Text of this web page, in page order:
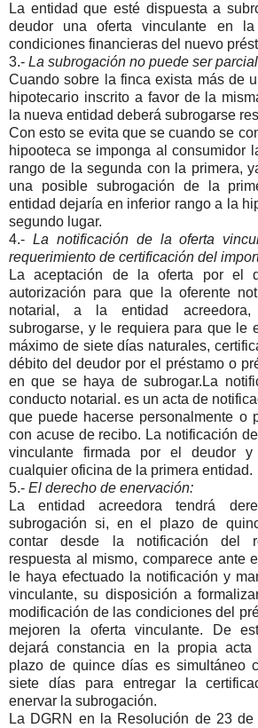
La entidad que esté dispuesta a
deudor una oferta vinculante en
condiciones financieras del nuevo
3.- La subrogación no puede ser parcial
Cuando sobre la finca exista más de
hipotecario inscrito a favor de la
la nueva entidad deberá subrogarse
Con esto se evita que se cuando se
hipooteca se imponga al consumidor
rango de la segunda con la primera,
una posible subrogación de la
entidad dejaría en inferior rango a la
segundo lugar.
4.- La notificación de la oferta
requerimiento de certificación del
La aceptación de la oferta por el
autorización para que la oferente
notarial, a la entidad
subrogarse, y le requiera para que le
máximo de siete días naturales,
débito del deudor por el préstamo o
en que se haya de subrogar.La
conducto notarial. es un acta de
que puede hacerse personalmente o
con acuse de recibo. La notificación
vinculante firmada por el deudor
cualquier oficina de la primera entidad.
5.- El derecho de enervación:
La entidad acreedora tendrá
subrogación si, en el plazo de
contar desde la notificación del
respuesta al mismo, comparece ante
le haya efectuado la notificación y
vinculante, su disposición a
modificación de las condiciones del
mejoren la oferta vinculante. De
dejará constancia en la propia acta
plazo de quince días es simultáneo
siete días para entregar la
enervar la subrogación.
La DGRN en la Resolución de 23